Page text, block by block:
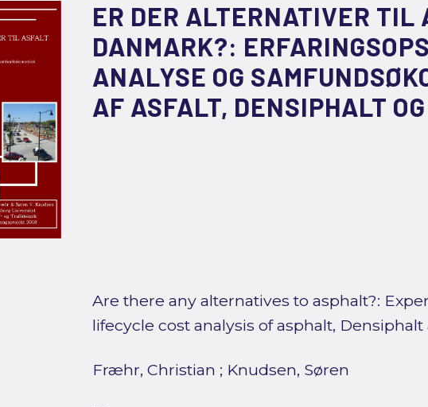
ER DER ALTERNATIVER TIL
DANMARK?:
ANALYSE OG
AF ASFALT, DENSIPHALT
Are there any alternatives to asphalt?:
lifecycle cost analysis of asphalt,
Fræhr, Christian ; Knudsen, Søren